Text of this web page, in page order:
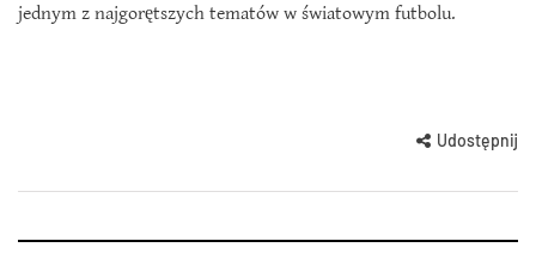
jednym z najgorętszych tematów w światowym futbolu.
Udostępnij